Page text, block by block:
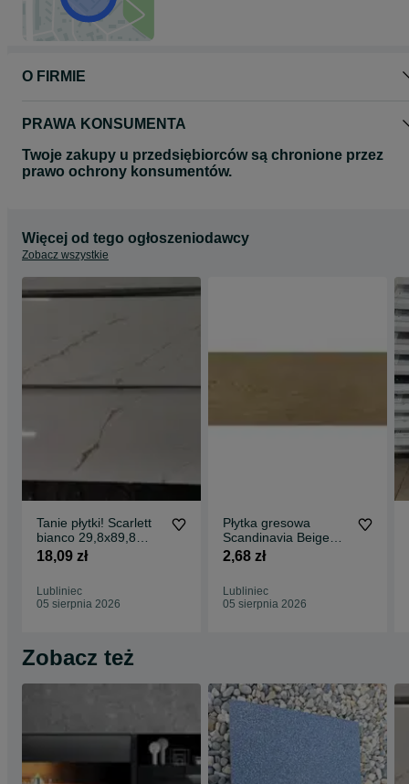
O FIRMIE
PRAWA KONSUMENTA
Twoje zakupy u przedsiębiorców są chronione przez
prawo ochrony konsumentów.
Więcej od tego ogłoszeniodawcy
Zobacz wszystkie
Tanie płytki! Scarlett
bianco 29,8x89,8
GAT.2 w cenie 18,09
zł/szt
18,09 zł
Lubliniec
05 sierpnia 2026
Płytka gresowa
Scandinavia Beige
15,5x62 za jedyne
2,68 zł/szt
2,68 zł
Lubliniec
05 sierpnia 2026
Zobacz też